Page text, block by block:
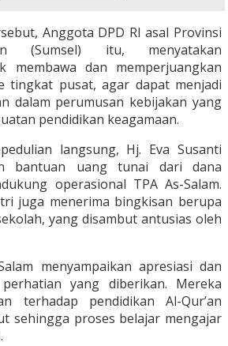
Anggota DPD RI asal Provinsi
(Sumsel) itu, menyatakan
membawa dan memperjuangkan
tingkat pusat, agar dapat menjadi
dalam perumusan kebijakan yang
pendidikan keagamaan.
langsung, Hj. Eva Susanti
bantuan uang tunai dari dana
operasional TPA As-Salam.
juga menerima bingkisan berupa
yang disambut antusias oleh
menyampaikan apresiasi dan
yang diberikan. Mereka
terhadap pendidikan Al-Qur’an
sehingga proses belajar mengajar